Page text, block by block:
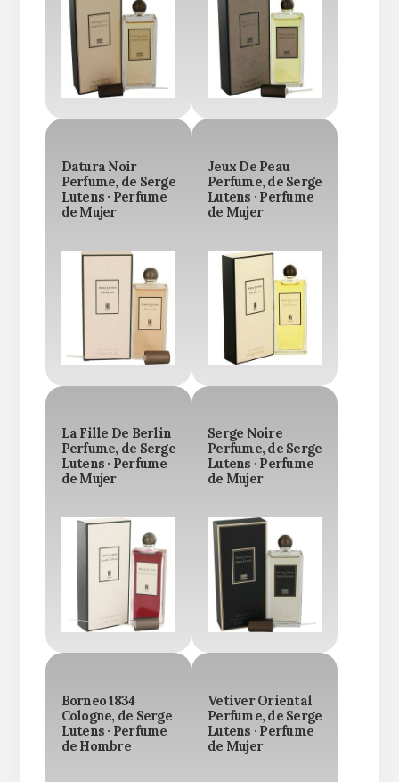
Datura Noir
Perfume, de Serge
Lutens · Perfume
de Mujer
Jeux De Peau
Perfume, de Serge
Lutens · Perfume
de Mujer
La Fille De Berlin
Perfume, de Serge
Lutens · Perfume
de Mujer
Serge Noire
Perfume, de Serge
Lutens · Perfume
de Mujer
Borneo 1834
Cologne, de Serge
Lutens · Perfume
de Hombre
Vetiver Oriental
Perfume, de Serge
Lutens · Perfume
de Mujer